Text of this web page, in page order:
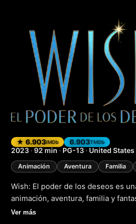
Wish: El
★ 6.903IMDb 6.903TMDb
2023 · 92 min · PG-13 · United
Animación Aventura Familia
Wish: El poder de los deseos es
animación, aventura, familia y
2023. La historia sigue a una joven
Ver más